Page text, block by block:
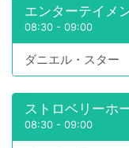
エンターテイメ
08:30 - 09:00
ダニエル・スター
ストロベリーホ
08:30 - 09:00